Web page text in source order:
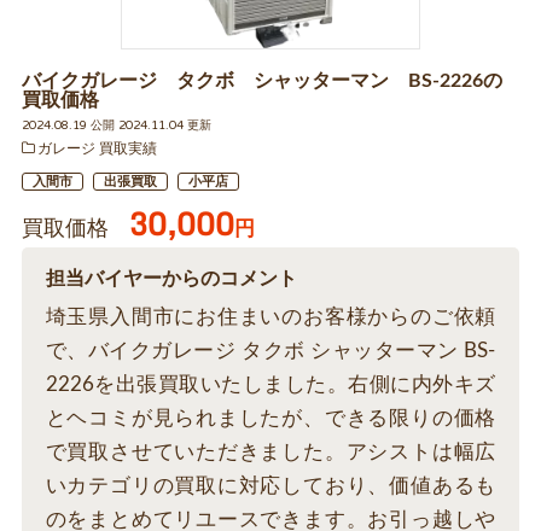
バイクガレージ タクボ シャッターマン BS-2226の
買取価格
2024.08.19 公開 2024.11.04 更新
ガレージ 買取実績
入間市 出張買取 小平店
買取価格 30,000円
担当バイヤーからのコメント
埼玉県入間市にお住まいのお客様からのご依頼
で、バイクガレージ タクボ シャッターマン BS-
2226を出張買取いたしました。右側に内外キズ
とヘコミが見られましたが、できる限りの価格
で買取させていただきました。アシストは幅広
いカテゴリの買取に対応しており、価値あるも
のをまとめてリユースできます。お引っ越しや